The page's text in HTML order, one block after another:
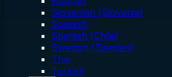
Slovenian (Slovenia)
Spanish
Spanish (Chile)
Swedish (Sweden)
Thai
Turkish